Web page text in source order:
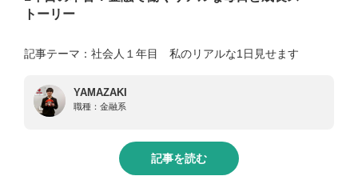
トーリー
記事テーマ：社会人１年目 私のリアルな1日見せます
YAMAZAKI
職種： 金融系
記事を読む